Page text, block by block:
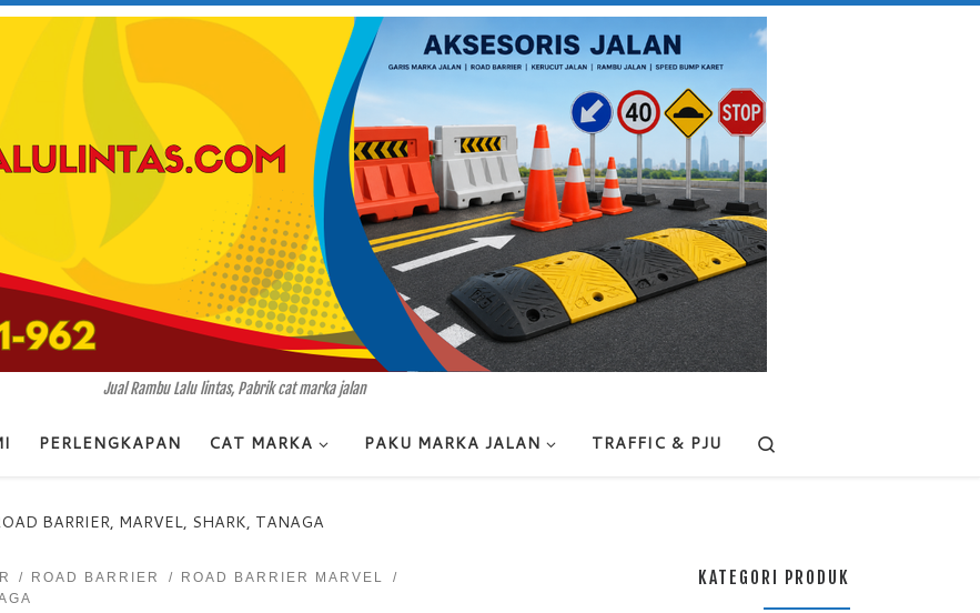
Jual Rambu Lalu lintas, Pabrik cat marka jalan
PERLENGKAPAN CAT MARKA PAKU MARKA JALAN TRAFFIC & PJU
BARRIER, MARVEL, SHARK, TANAGA
ROAD BARRIER
ROAD BARRIER MARVEL
KATEGORI PRODUK